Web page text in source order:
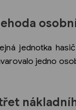
jednotka
jedno